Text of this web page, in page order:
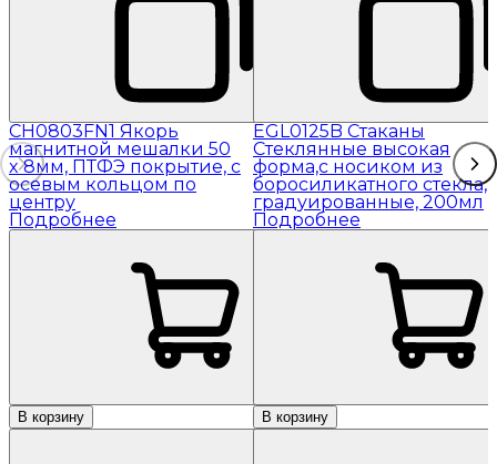
CH0803FN1 Якорь
магнитной мешалки 50
x 8мм, ПТФЭ покрытие, с
осевым кольцом по
центру
Подробнее
В корзину
EGL0125B Стаканы
Стеклянные высокая
форма,с носиком из
боросиликатного стекла,
градуированные, 200мл
Подробнее
В корзину